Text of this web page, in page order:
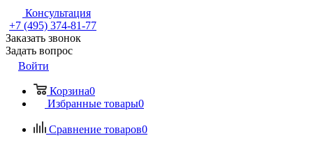
Консультация
+7 (495) 374-81-77
Заказать звонок
Задать вопрос
Войти
Корзина0
Избранные товары0
Сравнение товаров0